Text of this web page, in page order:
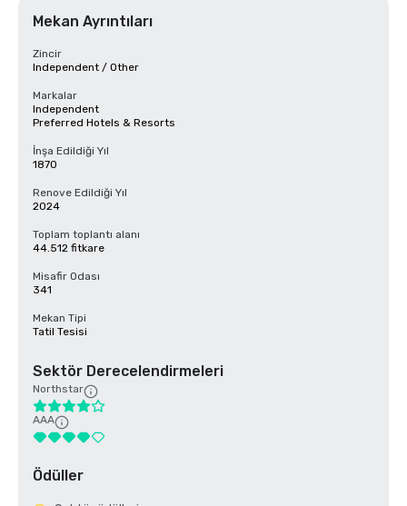
Mekan Ayrıntıları
Zincir
Independent / Other
Markalar
Independent
Preferred Hotels & Resorts
İnşa Edildiği Yıl
1870
Renove Edildiği Yıl
2024
Toplam toplantı alanı
44.512 fitkare
Misafir Odası
341
Mekan Tipi
Tatil Tesisi
Sektör Derecelendirmeleri
Northstar
AAA
Ödüller